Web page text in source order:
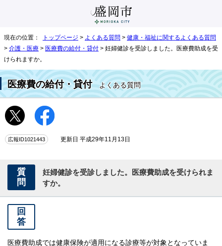
現在の位置： トップページ > よくある質問 > 健康・福祉に関するよくある質問
> 介護・医療 > 医療費の給付・貸付 > 妊婦健診を受診しました。医療費助成を受
けられますか。
医療費の給付・貸付よくある質問
広報ID1021443 更新日 平成29年11月13日
質
問
妊婦健診を受診しました。医療費助成を受けられま
すか。
回
答
医療費助成では健康保険が適用になる診療等が対象となっていま